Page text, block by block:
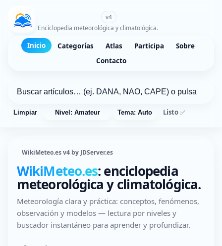
v4
Enciclopedia meteorológica y climatológica.
Inicio Categorías Atlas Participa
Sobre
Contacto
Limpiar Nivel: Amateur Tema: Auto Listo ✅
WikiMeteo.es v4 by JDServer.es
WikiMeteo.es: enciclopedia
meteorológica y climatológica.
Meteorología clara y práctica: conceptos, fenómenos,
observación y modelos — lectura por niveles y
buscador instantáneo para aprender y profundizar.